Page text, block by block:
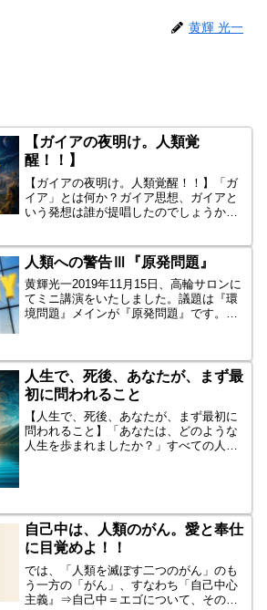
黄輝 光一
【ガイアの夜明け。人類覚
醒！！】
【ガイアの夜明け。人類覚醒！！】「ガ
イア」とは何か？ガイア思想、ガイアと
いう発想は誰が提唱したのでしょうか。
い。「ガイア」という言葉には、①神話
としてのガイア②科学とし...
人類への警告Ⅲ『原発問題』
黄輝光一2019年11月15日、高輪サロンに
てミニ講演をいたしました。議題は『環
境問題』メインが『原発問題』です。そ
由 （大震災・原発事故からもうすぐ
９年です）３つの原...
人生で、死後、あなたが、まず最
初に問われること
【人生で、死後、あなたが、まず最初に
問われること】「あなたは、どのような
人生を歩まれましたか？」すべての人へ
自己中は、人類のがん。愛と奉仕
に目覚めよ！！
では、「人類を滅ぼす二つのがん」のも
う一方の「がん」、すなわち「自己中心
主義』⇒自己中＝エゴについて、その真